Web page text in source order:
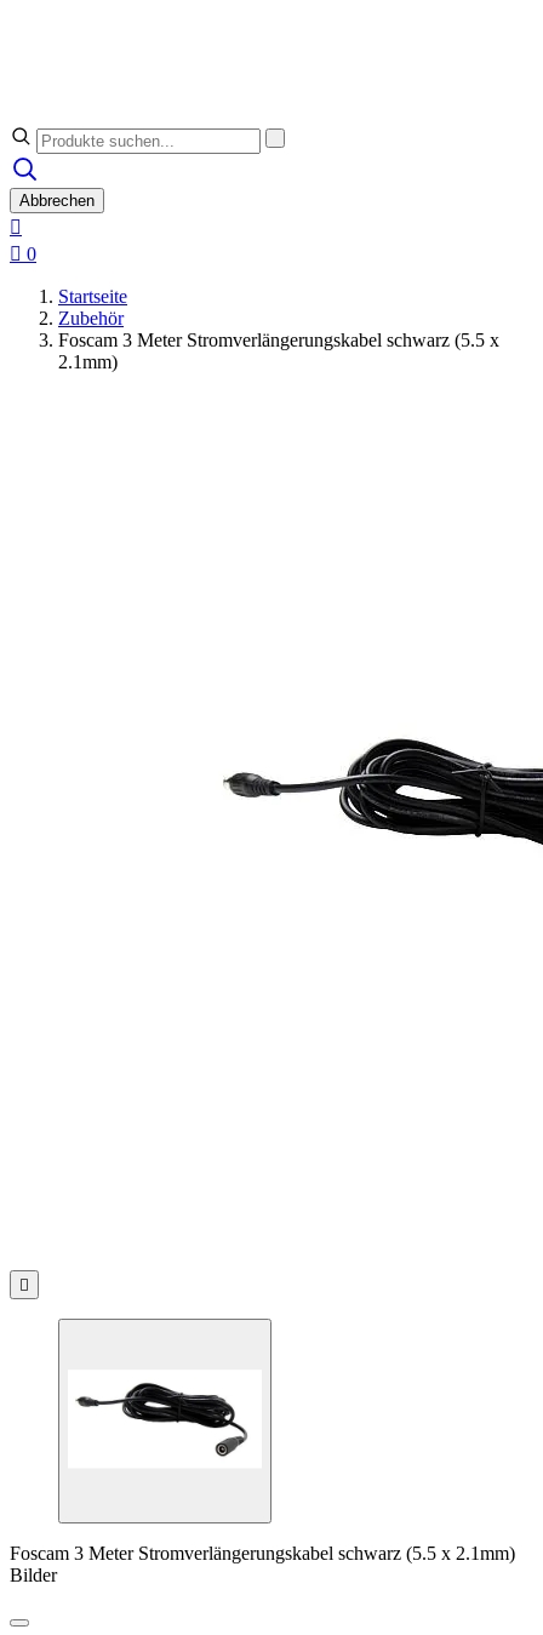
Abbrechen

 0
Startseite
Zubehör
Foscam 3 Meter Stromverlängerungskabel schwarz (5.5 x
2.1mm)

Foscam 3 Meter Stromverlängerungskabel schwarz (5.5 x 2.1mm)
Bilder